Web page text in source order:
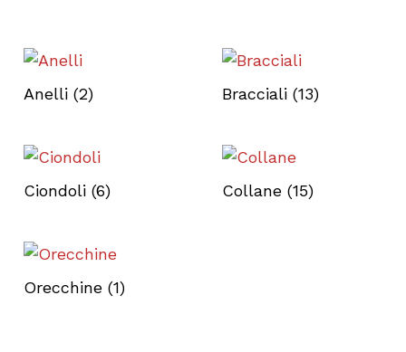
Anelli (2) Bracciali (13)
Ciondoli (6) Collane (15)
Orecchine (1)